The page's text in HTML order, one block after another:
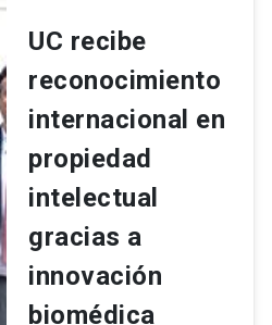
UC recibe
reconocimiento
internacional en
propiedad
intelectual
gracias a
innovación
biomédica